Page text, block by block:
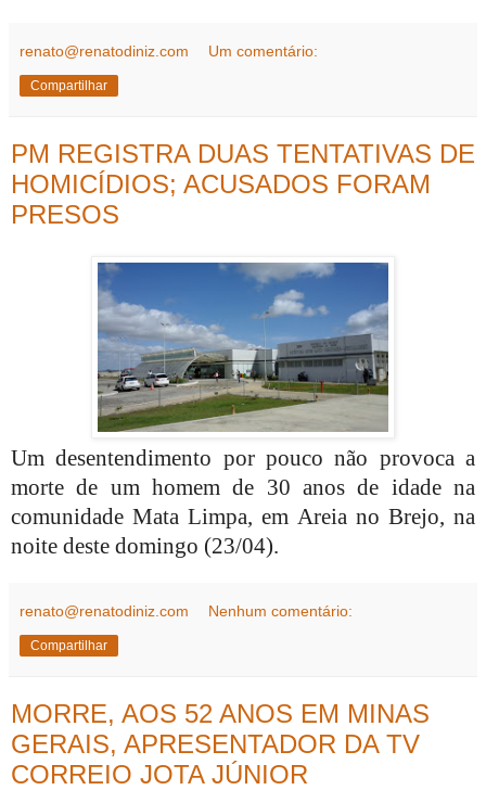
renato@renatodiniz.com Um comentário:
Compartilhar
PM REGISTRA DUAS TENTATIVAS DE
HOMICÍDIOS; ACUSADOS FORAM
PRESOS
Um desentendimento por pouco não provoca a
morte de um homem de 30 anos de idade na
comunidade Mata Limpa, em Areia no Brejo, na
noite deste domingo (23/04).
renato@renatodiniz.com Nenhum comentário:
Compartilhar
MORRE, AOS 52 ANOS EM MINAS
GERAIS, APRESENTADOR DA TV
CORREIO JOTA JÚNIOR